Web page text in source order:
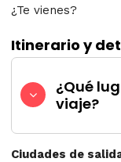
¿Te vienes?
Itinerario y
¿Qué
viaje?
Ciudades de